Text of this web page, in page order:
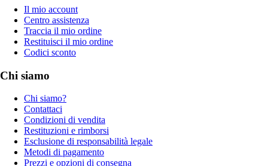
Il mio account
Centro assistenza
Traccia il mio ordine
Restituisci il mio ordine
Codici sconto
Chi siamo
Chi siamo?
Contattaci
Condizioni di vendita
Restituzioni e rimborsi
Esclusione di responsabilità legale
Metodi di pagamento
Prezzi e opzioni di consegna